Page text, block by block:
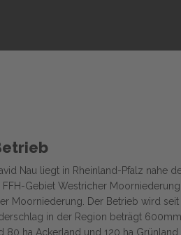
Nau liegt in Rheinland-Pfalz nahe
FFH-Gebiet Westricher
Moorniederung. Der Betrieb wird
in der Region beträgt
80 ha Ackerland und 120 ha